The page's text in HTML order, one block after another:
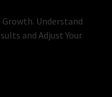
Growth. Understand
and Adjust Your